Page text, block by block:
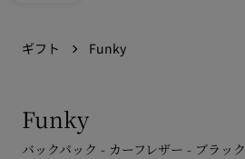
ギフト Funky
Funky
バックパック - カーフレザー - ブラック